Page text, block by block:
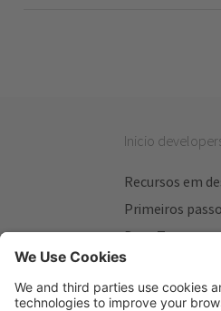
Inicio
Recursos em
Primeiros
Beta Testers
Meus Planos